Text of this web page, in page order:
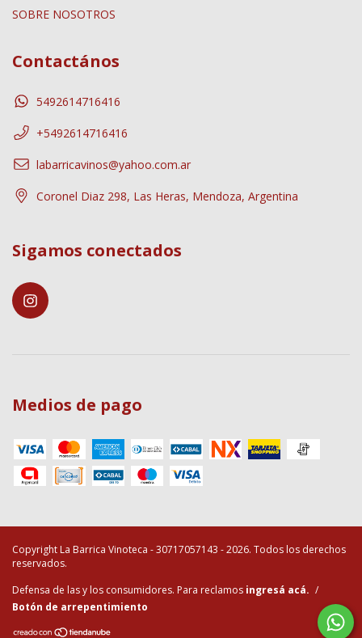
SOBRE NOSOTROS
Contactános
5492614716416
+5492614716416
labarricavinos@yahoo.com.ar
Coronel Diaz 298, Las Heras, Mendoza, Argentina
Sigamos conectados
Medios de pago
Copyright La Barrica Vinoteca - 30717057143 - 2026. Todos los derechos
reservados.
Defensa de las y los consumidores. Para reclamos ingresá acá. /
Botón de arrepentimiento